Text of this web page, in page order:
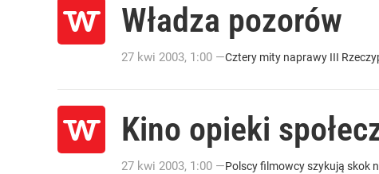
Władza pozorów
27 kwi 2003, 1:00 —Cztery mity naprawy III
Kino opieki
27 kwi 2003, 1:00 —Polscy filmowcy szykują skok